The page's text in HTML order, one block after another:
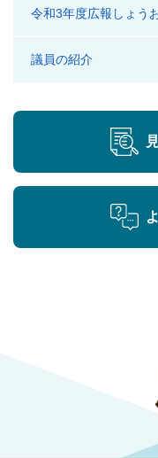
令和3年度広報しょう
議員の紹介